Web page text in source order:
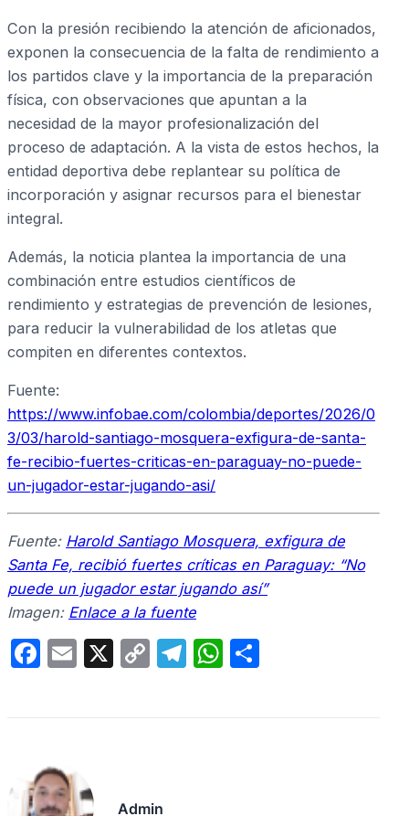
Con la presión recibiendo la atención de aficionados,
exponen la consecuencia de la falta de rendimiento a
los partidos clave y la importancia de la preparación
física, con observaciones que apuntan a la
necesidad de la mayor profesionalización del
proceso de adaptación. A la vista de estos hechos, la
entidad deportiva debe replantear su política de
incorporación y asignar recursos para el bienestar
integral.
Además, la noticia plantea la importancia de una
combinación entre estudios científicos de
rendimiento y estrategias de prevención de lesiones,
para reducir la vulnerabilidad de los atletas que
compiten en diferentes contextos.
Fuente:
https://www.infobae.com/colombia/deportes/2026/0
3/03/harold-santiago-mosquera-exfigura-de-santa-
fe-recibio-fuertes-criticas-en-paraguay-no-puede-
un-jugador-estar-jugando-asi/
Fuente: Harold Santiago Mosquera, exfigura de
Santa Fe, recibió fuertes críticas en Paraguay: “No
puede un jugador estar jugando así”
Imagen: Enlace a la fuente
F
c
b
o
E
ail
X
C
p
n
T
e
W
at m
Admin